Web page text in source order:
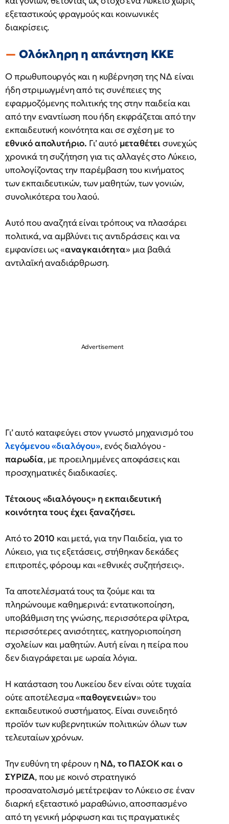
εξεταστικούς φραγμούς και κοινωνικές
διακρίσεις.
Ολόκληρη η απάντηση ΚΚΕ
Ο πρωθυπουργός και η κυβέρνηση της ΝΔ είναι
ήδη στριμωγμένη από τις συνέπειες της
εφαρμοζόμενης πολιτικής της στην παιδεία και
από την εναντίωση που ήδη εκφράζεται από την
εκπαιδευτική κοινότητα και σε σχέση με το
εθνικό απολυτήριο. Γι’ αυτό μεταθέτεισυνεχώς
χρονικά τη συζήτηση για τις αλλαγές στο Λύκειο,
υπολογίζοντας την παρέμβαση του κινήματος
των εκπαιδευτικών, των μαθητών, των γονιών,
συνολικότερα του λαού.
Αυτό που αναζητά είναι τρόπους να πλασάρει
πολιτικά, να αμβλύνει τις αντιδράσεις και να
εμφανίσει ως «αναγκαιότητα» μια βαθιά
αντιλαϊκή αναδιάρθρωση.
Γι’ αυτό καταφεύγει στον γνωστό μηχανισμό του
λεγόμενου «διαλόγου», ενός διαλόγου -
παρωδία, με προειλημμένες αποφάσεις και
προσχηματικές διαδικασίες.
Τέτοιους «διαλόγους» η εκπαιδευτική
κοινότητα τους έχει ξαναζήσει.
Από το 2010 και μετά, για την Παιδεία, για το
Λύκειο, για τις εξετάσεις, στήθηκαν δεκάδες
επιτροπές, φόρουμ και «εθνικές συζητήσεις».
Τα αποτελέσματά τους τα ζούμε και τα
πληρώνουμε καθημερινά: εντατικοποίηση,
υποβάθμιση της γνώσης, περισσότερα φίλτρα,
περισσότερες ανισότητες, κατηγοριοποίηση
σχολείων και μαθητών. Αυτή είναι η πείρα που
δεν διαγράφεται με ωραία λόγια.
Η κατάσταση του Λυκείου δεν είναι ούτε τυχαία
ούτε αποτέλεσμα «παθογενειών» του
εκπαιδευτικού συστήματος. Είναι συνειδητό
προϊόν των κυβερνητικών πολιτικών όλων των
τελευταίων χρόνων.
Την ευθύνη τη φέρουν η ΝΔ, το ΠΑΣΟΚ και ο
ΣΥΡΙΖΑ, που με κοινό στρατηγικό
προσανατολισμό μετέτρεψαν το Λύκειο σε έναν
διαρκή εξεταστικό μαραθώνιο, αποσπασμένο
από τη γενική μόρφωση και τις πραγματικές